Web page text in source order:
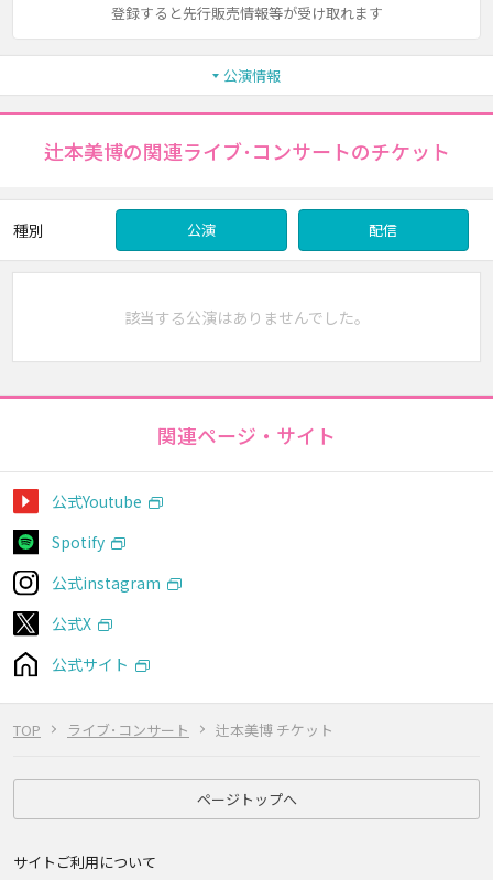
TOP ライブ･コンサート 辻本美博 チケット
登録すると先行販売情報等が受け取れます
公演情報
辻本美博の関連ライブ･コンサートのチケット
種別 公演 配信
該当する公演はありませんでした。
関連ページ・サイト
公式Youtube
Spotify
公式instagram
公式X
公式サイト
ページトップへ
サイトご利用について